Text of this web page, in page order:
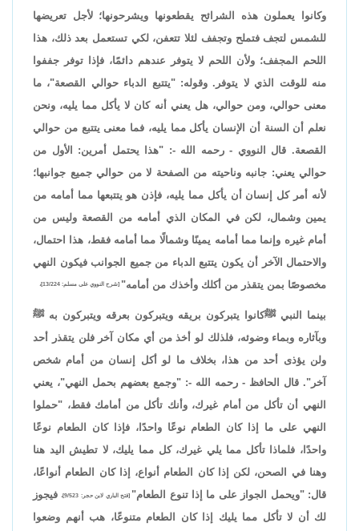
وكانوا يعملون هذه الشرائح يقطعونها ويشرحونها؛ لأجل تعريضها
للشمس لتجف فتملح وتجفف لئلا تتعفن، لكي تستعمل بعد ذلك، هذا
اللحم المجفف؛ ولأن اللحم لا يتوفر عندهم دائمًا، فإذا توفر جففوا
منه للوقت الذي لا يتوفر. وقوله: "يتتبع الدباء حوالي القصعة"، ما
معنى حوالي، ومن حوالي، هل يعني أنه كان لا يأكل مما يليه، ونحن
نعلم أن السنة أن الإنسان يأكل مما يليه، فما معنى يتتبع من حوالي
القصعة. قال النووي - رحمه الله -: "هذا يحتمل أمرين: الأول من
حوالي يعني: جانبه وناحيته من الصفحة لا من حوالي جميع جوانبها؛
لأنه أمر كل إنسان أن يأكل مما يليه، فإذن هو يتتبعها مما أمامه من
يمين وشمال، لكن في المكان الذي أمامه من القصعة وليس من
أمام غيره وإنما مما أمامه يمينًا وشمالًا مما أمامه فقط، هذا احتمال،
والاحتمال الآخر أن يكون يتتبع الدباء من جميع الجوانب فيكون النهي
مخصوصًا بمن يتقذر من أكلك وأخذك من أمامه" [شرح النووي على مسلم: 13/224]،
بينما النبي ﷺكانوا يتبركون بريقه ويتبركون بعرقه ويتبركون به ﷺ
وبآثاره وبماء وضوئه، فلذلك لو أخذ من أي مكان آخر فلن يتقذر أحد
ولن يؤذى أحد من هذا، بخلاف ما لو أكل إنسان من أمام شخص
آخر". قال الحافظ - رحمه الله -: "وجمع بعضهم بحمل النهي"، يعني
النهي أن تأكل من أمام غيرك، وأنك تأكل من أمامك فقط، "حملوا
النهي على ما إذا كان الطعام نوعًا واحدًا، فإذا كان الطعام نوعًا
واحدًا، فلماذا تأكل مما يلي غيرك، كل مما يليك، لا تطيش اليد هنا
وهنا في الصحن، لكن إذا كان الطعام أنواع، إذا كان الطعام أنواعًا،
قال: "ويحمل الجواز على ما إذا تنوع الطعام" [فتح الباري لابن حجر: 9/523]،
فيجوز
لك أن لا تأكل مما يليك إذا كان الطعام متنوعًا، هب أنهم وضعوا